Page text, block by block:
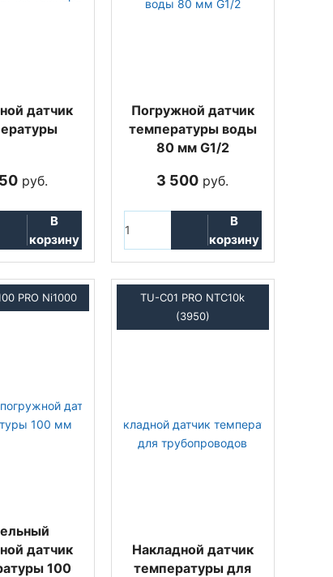
датчик
руб.
В
корзину
Погружной датчик
температуры воды
80 мм G1/2
3 500 руб.
В
корзину
PRO Ni1000
датчик
100
TU-C01 PRO NTC10k
(3950)
Накладной датчик
температуры для